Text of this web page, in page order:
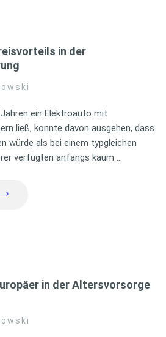
in der
ein Elektroauto mit
ließ, konnte davon ausgehen, dass
würde als bei einem typgleichen
verfügten anfangs kaum …
in der Altersvorsorge